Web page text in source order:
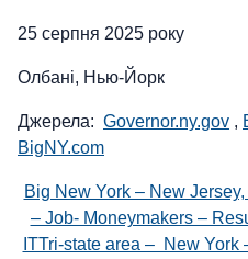
25 серпня 2025 року
Олбані, Нью-Йорк
Джерела: Governor.ny.gov ,
BigNY.com
Big New York – New
– Job- Moneymakers –
ITTri-state area – New York